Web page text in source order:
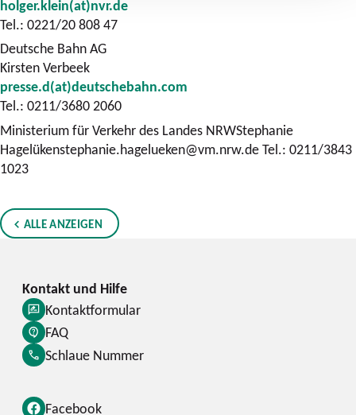
holger.klein(at)nvr.de
Tel.: 0221/20 808 47
Deutsche Bahn AG
Kirsten Verbeek
presse.d(at)deutschebahn.com
Tel.: 0211/3680 2060
Ministerium für Verkehr des Landes NRWStephanie
Hagelükenstephanie.hagelueken@vm.nrw.de Tel.: 0211/3843
1023
ALLE ANZEIGEN
Facebook
Kontaktformular
FAQ
Schlaue Nummer